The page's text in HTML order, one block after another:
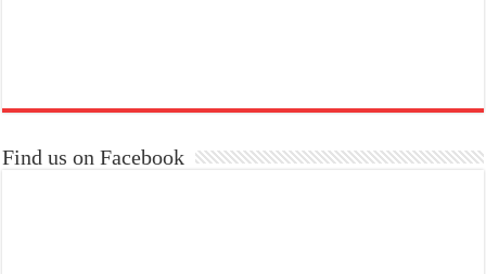
Find us on Facebook